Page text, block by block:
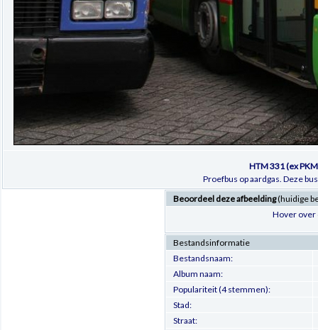
HTM 331 (ex
Proefbus op aardgas. Deze
Beoordeel deze afbeelding(huidige
Hover over
Bestandsinformatie
Bestandsnaam:
Album naam:
Populariteit (4 stemmen):
Stad:
Straat: